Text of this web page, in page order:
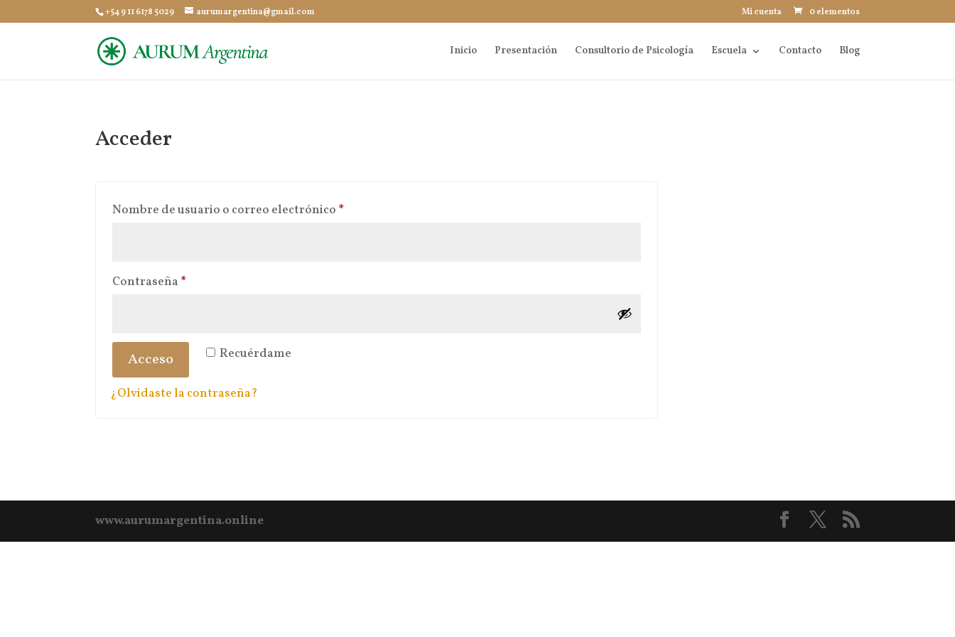
+54 9 11 6178 5029 aurumargentina@gmail.com Mi cuenta 0 elementos
Inicio Presentación Consultorio de Psicología Escuela Contacto Blog
Acceder
Nombre de usuario o correo electrónico *Obligatorio
Contraseña *Obligatorio
Recuérdame
Acceso
¿Olvidaste la contraseña?
www.aurumargentina.online